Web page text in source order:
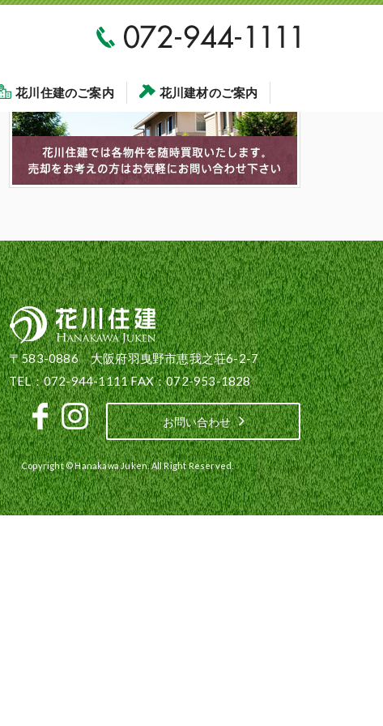
花川住建のご案内 花川建材のご案内
〒583-0886 大阪府羽曳野市恵我之荘6-2-7
TEL：072-944-1111 FAX：072-953-1828
お問い合わせ
Copyright © Hanakawa Juken. All Right Reserved.